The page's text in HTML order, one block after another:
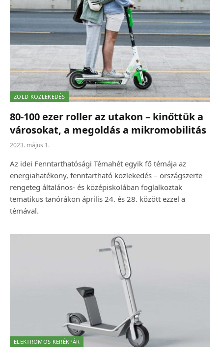
ZÖLD KÖZLEKEDÉS
80-100 ezer roller az utakon – kinőttük a
városokat, a megoldás a mikromobilitás
2023. május 1.
Az idei Fenntarthatósági Témahét egyik fő témája az
energiahatékony, fenntartható közlekedés – országszerte
rengeteg általános- és középiskolában foglalkoztak
tematikus tanórákon április 24. és 28. között ezzel a
témával.
ELEKTROMOS KERÉKPÁR